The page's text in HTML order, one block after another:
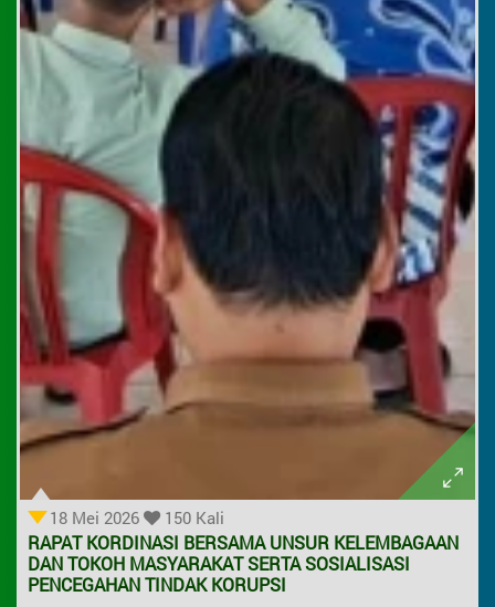
18 Mei 2026 150 Kali
RAPAT KORDINASI BERSAMA UNSUR KELEMBAGAAN
DAN TOKOH MASYARAKAT SERTA SOSIALISASI
PENCEGAHAN TINDAK KORUPSI